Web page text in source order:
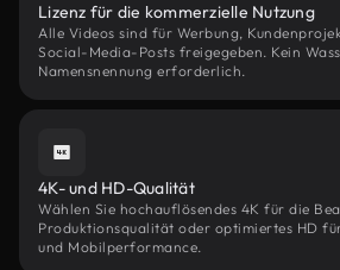
Lizenz für die kommerzielle Nutzung
Alle Videos sind für Werbung,
Social-Media-Posts freigegeben. Kein
Namensnennung erforderlich.
4K- und HD-Qualität
Wählen Sie hochauflösendes 4K für die
Produktionsqualität oder optimiertes HD
und Mobilperformance.